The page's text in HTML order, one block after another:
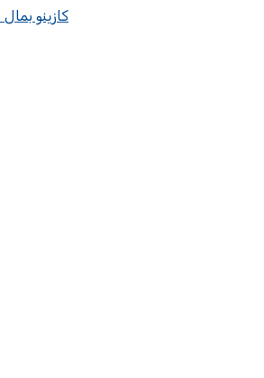
كازينو